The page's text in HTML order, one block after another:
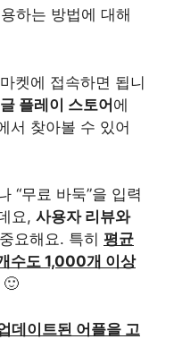
하는 방법에 대해
켓에 접속하면 됩니
플레이 스토어에
서 찾아볼 수 있어
“무료 바둑”을 입력
요, 사용자 리뷰와
요해요. 특히 평균
수도 1,000개 이상
🙂
데이트된 어플을 고